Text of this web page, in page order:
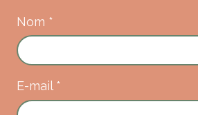
Nom *
E-mail *